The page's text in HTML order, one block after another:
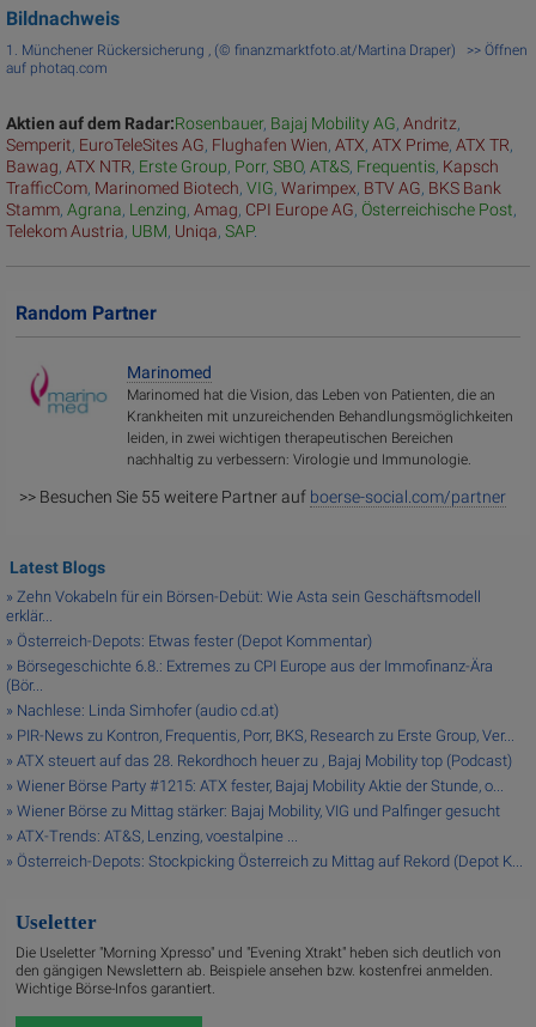
Bildnachweis
1. Münchener Rückersicherung , (© finanzmarktfoto.at/Martina Draper) >> Öffnen
auf photaq.com
Aktien auf dem Radar:Rosenbauer, Bajaj Mobility AG, Andritz,
Semperit, EuroTeleSites AG, Flughafen Wien, ATX, ATX Prime, ATX TR,
Bawag, ATX NTR, Erste Group, Porr, SBO, AT&S, Frequentis, Kapsch
TrafficCom, Marinomed Biotech, VIG, Warimpex, BTV AG, BKS Bank
Stamm, Agrana, Lenzing, Amag, CPI Europe AG, Österreichische Post,
Telekom Austria, UBM, Uniqa, SAP.
Random Partner
Marinomed
Marinomed hat die Vision, das Leben von Patienten, die an
Krankheiten mit unzureichenden Behandlungsmöglichkeiten
leiden, in zwei wichtigen therapeutischen Bereichen
nachhaltig zu verbessern: Virologie und Immunologie.
>> Besuchen Sie 55 weitere Partner auf boerse-social.com/partner
Latest Blogs
» Zehn Vokabeln für ein Börsen-Debüt: Wie Asta sein Geschäftsmodell
erklär...
» Österreich-Depots: Etwas fester (Depot Kommentar)
» Börsegeschichte 6.8.: Extremes zu CPI Europe aus der Immofinanz-Ära
(Bör...
» Nachlese: Linda Simhofer (audio cd.at)
» PIR-News zu Kontron, Frequentis, Porr, BKS, Research zu Erste Group, Ver...
» ATX steuert auf das 28. Rekordhoch heuer zu , Bajaj Mobility top (Podcast)
» Wiener Börse Party #1215: ATX fester, Bajaj Mobility Aktie der Stunde, o...
» Wiener Börse zu Mittag stärker: Bajaj Mobility, VIG und Palfinger gesucht
» ATX-Trends: AT&S, Lenzing, voestalpine ...
» Österreich-Depots: Stockpicking Österreich zu Mittag auf Rekord (Depot K...
Useletter
Die Useletter "Morning Xpresso" und "Evening Xtrakt" heben sich deutlich von
den gängigen Newslettern ab. Beispiele ansehen bzw. kostenfrei anmelden.
Wichtige Börse-Infos garantiert.